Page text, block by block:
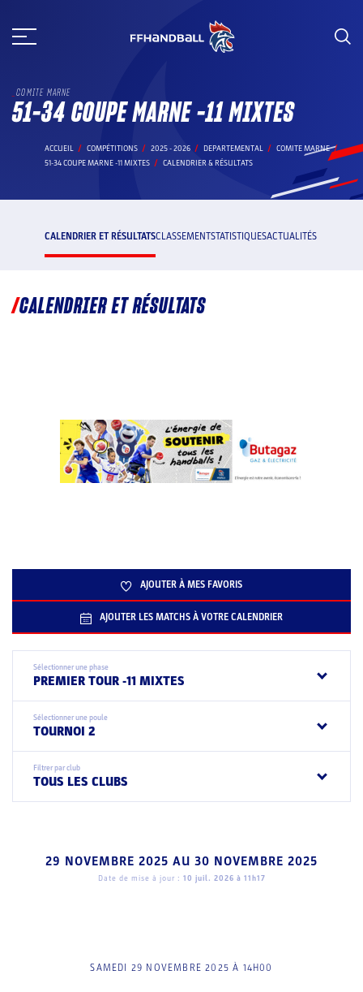
au
COMITE MARNE
51-34 COUPE MARNE -11 MIXTES
ACCUEIL COMPÉTITIONS 2025 - 2026 DEPARTEMENTAL
COMITE MARNE
51-34 COUPE MARNE -11 MIXTES
CALENDRIER & RÉSULTATS
CALENDRIER ET RÉSULTATSCLASSEMENTSTATISTIQUESACTUALITÉS
CALENDRIER ET RÉSULTATS
AJOUTER À MES FAVORIS
AJOUTER LES MATCHS À VOTRE CALENDRIER
Sélectionner une phase
PREMIER TOUR -11 MIXTES
Sélectionner une poule
TOURNOI 2
Filtrer par club
TOUS LES CLUBS
29 NOVEMBRE 2025 AU 30 NOVEMBRE 2025
Date de mise à jour : 10 juil. 2026 à 11h17
SAMEDI 29 NOVEMBRE 2025 À 14H00